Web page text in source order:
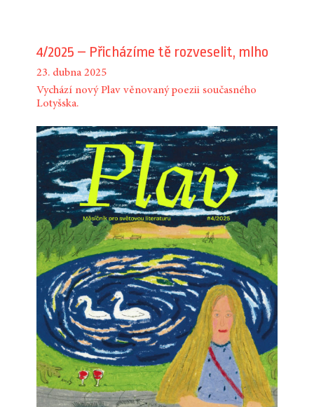
4/2025 – Přicházíme tě rozveselit, mlho
23. dubna 2025
Vychází nový Plav věnovaný poezii současného
Lotyšska.